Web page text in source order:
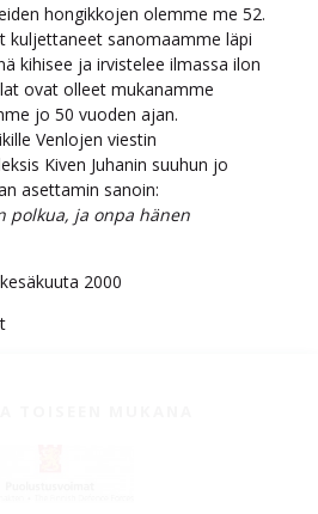
hongikkojen olemme me 52.
kuljettaneet sanomaamme läpi
kihisee ja irvistelee ilmassa ilon
ovat olleet mukanamme
jo 50 vuoden ajan.
Venlojen viestin
Kiven Juhanin suuhun jo
asettamin sanoin:
polkua, ja onpa hänen
2000